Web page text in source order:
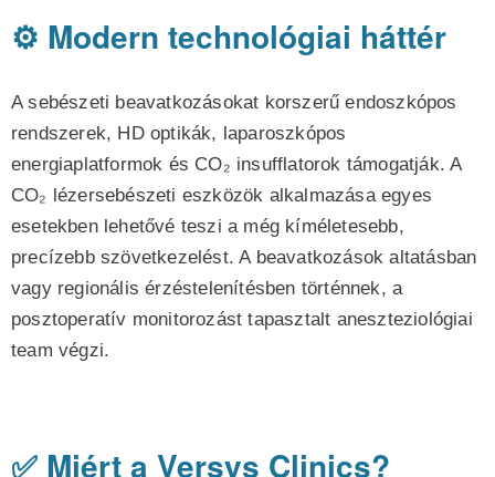
⚙️ Modern technológiai háttér
A sebészeti beavatkozásokat korszerű endoszkópos
rendszerek, HD optikák, laparoszkópos
energiaplatformok és CO₂ insufflatorok támogatják. A
CO₂ lézersebészeti eszközök alkalmazása egyes
esetekben lehetővé teszi a még kíméletesebb,
precízebb szövetkezelést. A beavatkozások altatásban
vagy regionális érzéstelenítésben történnek, a
posztoperatív monitorozást tapasztalt aneszteziológiai
team végzi.
✅ Miért a Versys Clinics?